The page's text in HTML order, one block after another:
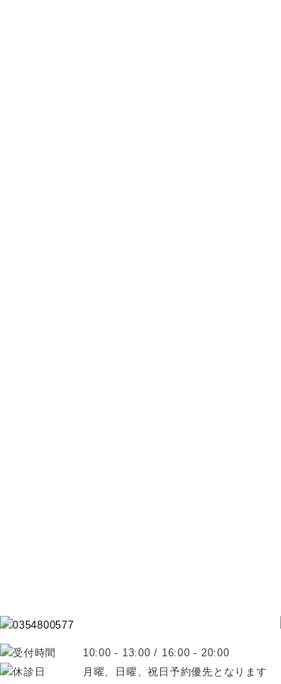
10:00 - 13:00 / 16:00 - 20:00
月曜、日曜、祝日予約優先となります